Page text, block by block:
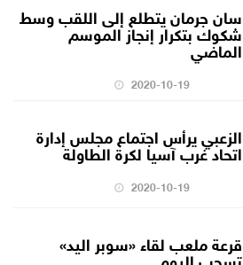
سان جرمان يتطلع إلى اللقب وسط
شكوك بتكرار إنجاز الموسم
الماضي
2020-10-19
الزعبي يرأس اجتماع مجلس إدارة
اتحاد غرب آسيا لكرة الطاولة
2020-10-19
قرعة ملعب لقاء «سوبر اليد»